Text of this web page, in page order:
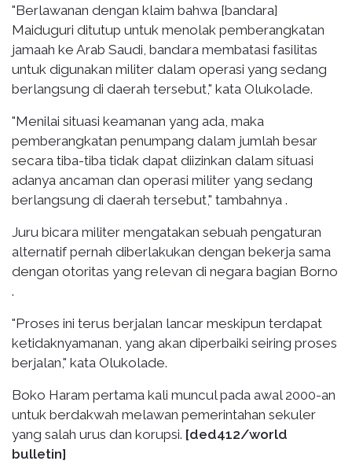
"Berlawanan dengan klaim bahwa [bandara]
Maiduguri ditutup untuk menolak pemberangkatan
jamaah ke Arab Saudi, bandara membatasi fasilitas
untuk digunakan militer dalam operasi yang sedang
berlangsung di daerah tersebut," kata Olukolade.
"Menilai situasi keamanan yang ada, maka
pemberangkatan penumpang dalam jumlah besar
secara tiba-tiba tidak dapat diizinkan dalam situasi
adanya ancaman dan operasi militer yang sedang
berlangsung di daerah tersebut," tambahnya .
Juru bicara militer mengatakan sebuah pengaturan
alternatif pernah diberlakukan dengan bekerja sama
dengan otoritas yang relevan di negara bagian Borno
.
"Proses ini terus berjalan lancar meskipun terdapat
ketidaknyamanan, yang akan diperbaiki seiring proses
berjalan," kata Olukolade.
Boko Haram pertama kali muncul pada awal 2000-an
untuk berdakwah melawan pemerintahan sekuler
yang salah urus dan korupsi. [ded412/world
bulletin]